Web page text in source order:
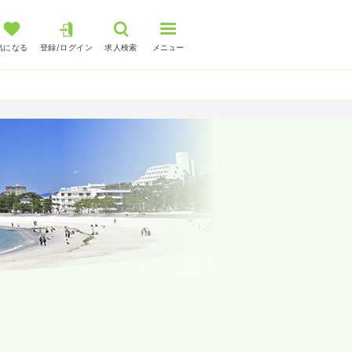
になる 登録/ログイン 求人検索 メニュー